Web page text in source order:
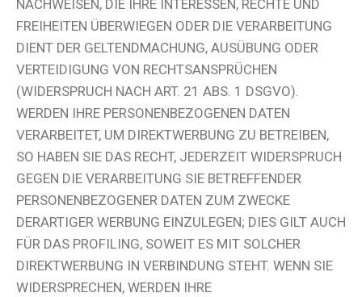
NACHWEISEN, DIE IHRE INTERESSEN, RECHTE UND
FREIHEITEN ÜBERWIEGEN ODER DIE VERARBEITUNG
DIENT DER GELTENDMACHUNG, AUSÜBUNG ODER
VERTEIDIGUNG VON RECHTSANSPRÜCHEN
(WIDERSPRUCH NACH ART. 21 ABS. 1 DSGVO).
WERDEN IHRE PERSONENBEZOGENEN DATEN
VERARBEITET, UM DIREKTWERBUNG ZU BETREIBEN,
SO HABEN SIE DAS RECHT, JEDERZEIT WIDERSPRUCH
GEGEN DIE VERARBEITUNG SIE BETREFFENDER
PERSONENBEZOGENER DATEN ZUM ZWECKE
DERARTIGER WERBUNG EINZULEGEN; DIES GILT AUCH
FÜR DAS PROFILING, SOWEIT ES MIT SOLCHER
DIREKTWERBUNG IN VERBINDUNG STEHT. WENN SIE
WIDERSPRECHEN, WERDEN IHRE